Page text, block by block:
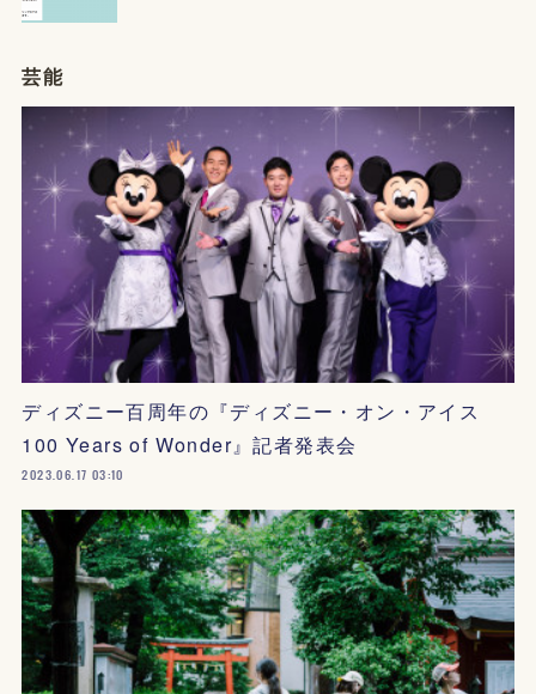
芸能
ディズニー百周年の『ディズニー・オン・アイス
100 Years of Wonder』記者発表会
2023.06.17 03:10